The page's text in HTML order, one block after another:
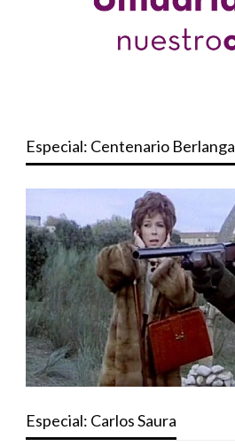
Especial: Centenario Berlanga
Especial: Carlos Saura